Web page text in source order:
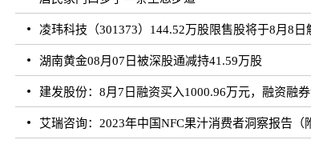
凌玮科技（301373）144.52万股限售股将于8月8
湖南黄金08月07日被深股通减持41.59万股
建发股份：8月7日融资买入1000.96万元，融资融
艾瑞咨询：2023年中国NFC果汁消费者洞察报告（